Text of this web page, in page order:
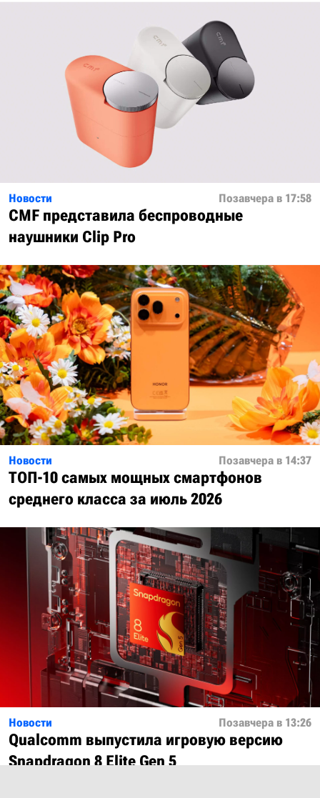
Новости Позавчера в 17:58
CMF представила беспроводные
наушники Clip Pro
Новости Позавчера в 14:37
ТОП-10 самых мощных смартфонов
среднего класса за июль 2026
Новости Позавчера в 13:26
Qualcomm выпустила игровую версию
Snapdragon 8 Elite Gen 5